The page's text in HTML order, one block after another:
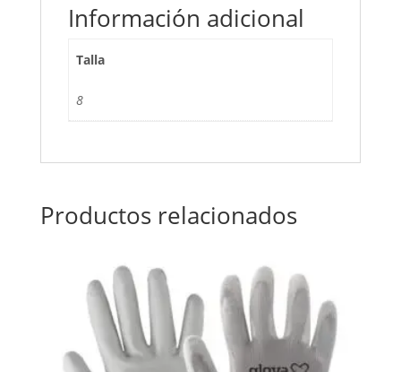
Información adicional
Talla
8
Productos relacionados